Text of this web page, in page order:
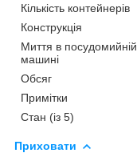
Кількість контейнерів
Конструкція
Миття в посудомийній
машині
Обсяг
Примітки
Стан (із 5)
Приховати